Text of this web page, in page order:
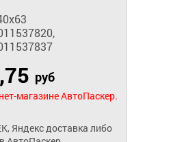
руб
магазине АвтоПаскер.
Яндекс доставка либо